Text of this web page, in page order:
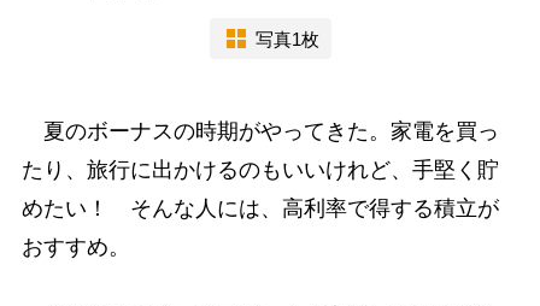
写真1枚
夏のボーナスの時期がやってきた。家電を買っ
たり、旅行に出かけるのもいいけれど、手堅く貯
めたい！ そんな人には、高利率で得する積立が
おすすめ。